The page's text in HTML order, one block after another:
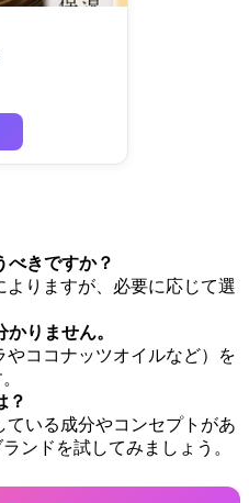
べきですか？
りますが、必要に応じて選
りません。
ココナッツオイルなど）を
？
いる成分やコンセプトがあ
ンドを試してみましょう。